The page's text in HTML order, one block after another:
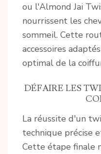
ou l'Almond Jai
nourrissent les
sommeil. Cette
accessoires
optimal de la
DÉFAIRE LES
La réussite d'un
technique précise
Cette étape finale